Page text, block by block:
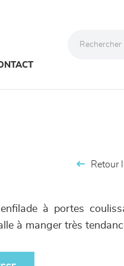
Retour
à portes
à manger très